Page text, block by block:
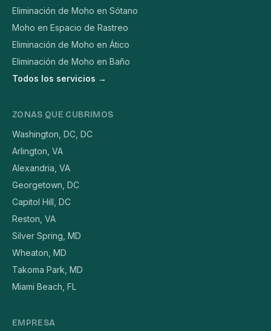
Eliminación de Moho en Sótano
Moho en Espacio de Rastreo
Eliminación de Moho en Ático
Eliminación de Moho en Baño
Todos los servicios →
ZONAS QUE CUBRIMOS
Washington, DC, DC
Arlington, VA
Alexandria, VA
Georgetown, DC
Capitol Hill, DC
Reston, VA
Silver Spring, MD
Wheaton, MD
Takoma Park, MD
Miami Beach, FL
EMPRESA